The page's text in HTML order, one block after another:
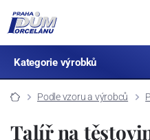
Kategorie výrobků
Podle vzoru a výrobců
Talíř na